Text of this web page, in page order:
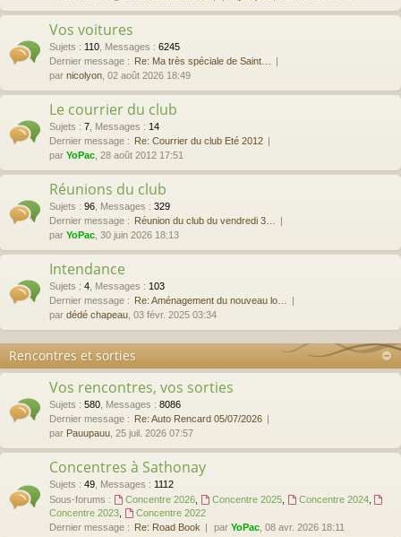
Vos voitures
Sujets : 110 Messages : 6245
Dernier message : Re: Ma très spéciale de Saint…
par nicolyon , 02 août 2026 18:49
Le courrier du club
Sujets : 7 Messages : 14
Dernier message : Re: Courrier du club Eté 2012
par YoPac , 28 août 2012 17:51
Réunions du club
Sujets : 96 Messages : 329
Dernier message : Réunion du club du vendredi 3…
par YoPac , 30 juin 2026 18:13
Intendance
Sujets : 4 Messages : 103
Dernier message : Re: Aménagement du nouveau lo…
par dédé chapeau , 03 févr. 2025 03:34
Rencontres et sorties
Vos rencontres, vos sorties
Sujets : 580 Messages : 8086
Dernier message : Re: Auto Rencard 05/07/2026
par Pauupauu , 25 juil. 2026 07:57
Concentres à Sathonay
Sujets : 49 Messages : 1112
Sous-forums :
Concentre 2026, Concentre 2025, Concentre 2024,
Concentre 2023
Concentre 2022
Dernier message : Re: Road Book par YoPac , 08 avr. 2026 18:11